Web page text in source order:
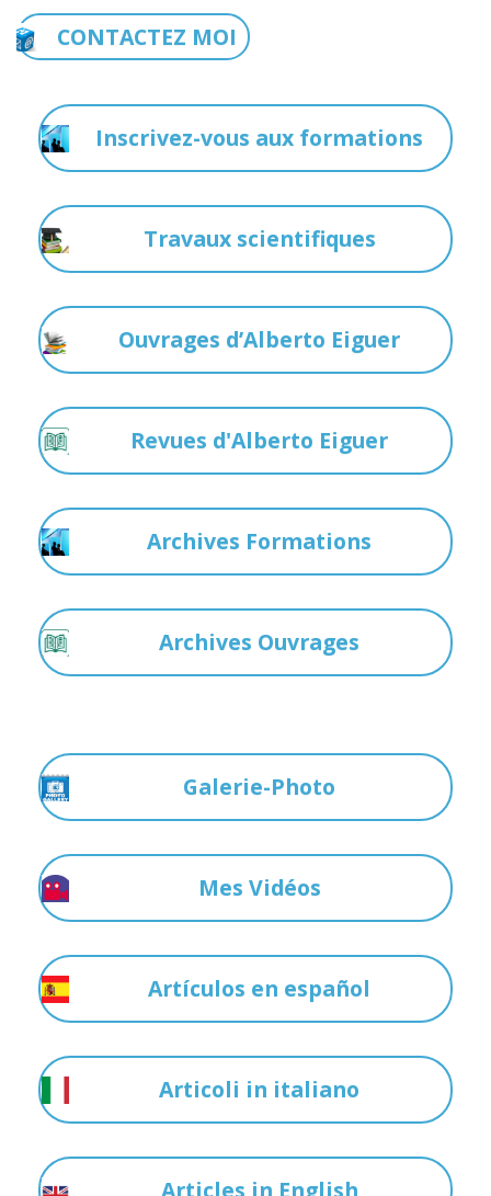
CONTACTEZ MOI
Inscrivez-vous aux formations
Travaux scientifiques
Ouvrages d’Alberto Eiguer
Revues d'Alberto Eiguer
Archives Formations
Archives Ouvrages
Galerie-Photo
Mes Vidéos
Artículos en español
Articoli in italiano